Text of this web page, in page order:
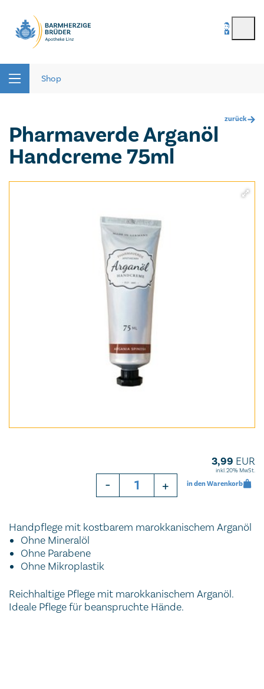
Passwort vergessen
Shop
zurück
Pharmaverde Arganöl
Handcreme 75ml
3,99 EUR
inkl. 20% MwSt.
- + in den Warenkorb
Handpflege mit kostbarem marokkanischem Arganöl
Ohne Mineralöl
Ohne Parabene
Ohne Mikroplastik
Reichhaltige Pflege mit marokkanischem Arganöl.
Ideale Pflege für beanspruchte Hände.